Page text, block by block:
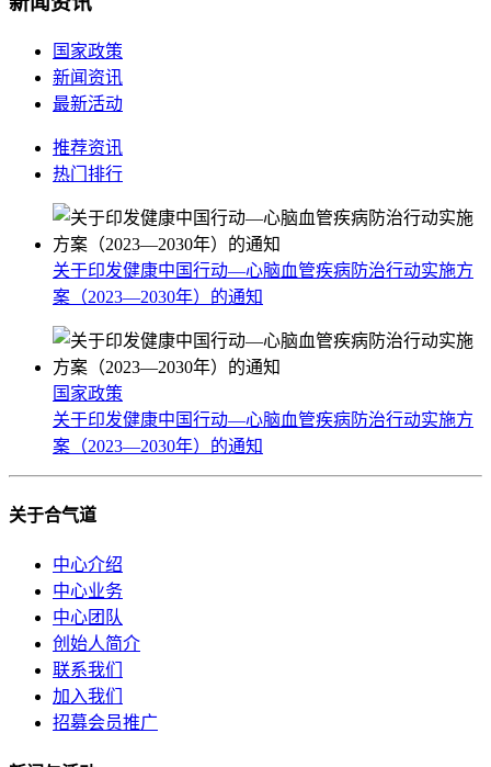
国家政策
新闻资讯
最新活动
推荐资讯
热门排行
关于印发健康中国行动—心脑血管疾病防治行动实施方
案（2023—2030年）的通知
国家政策
关于印发健康中国行动—心脑血管疾病防治行动实施方
案（2023—2030年）的通知
关于合气道
中心介绍
中心业务
中心团队
创始人简介
联系我们
加入我们
招募会员推广